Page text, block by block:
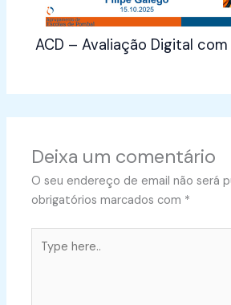
ACD – Avaliação Digital
Deixa um comentário
O seu endereço de email não será
obrigatórios marcados com *
here..